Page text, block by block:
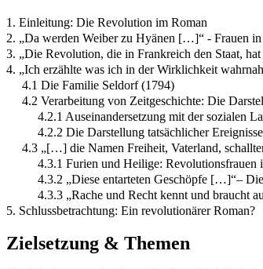
1. Einleitung: Die Revolution im Roman
2. „Da werden Weiber zu Hyänen […]“ - Frauen
3. „Die Revolution, die in Frankreich den Staat,
4. „Ich erzählte was ich in der Wirklichkeit
4.1 Die Familie Seldorf (1794)
4.2 Verarbeitung von Zeitgeschichte: Die
4.2.1 Auseinandersetzung mit der sozialen
4.2.2 Die Darstellung tatsächlicher
4.3 „[…] die Namen Freiheit, Vaterland,
4.3.1 Furien und Heilige: Revolutionsfrauen
4.3.2 „Diese entarteten Geschöpfe […]“–
4.3.3 „Rache und Recht kennt und braucht
5. Schlussbetrachtung: Ein revolutionärer Roman?
Zielsetzung & Themen